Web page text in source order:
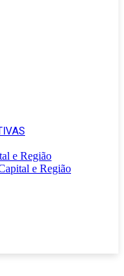
e Região
e Região